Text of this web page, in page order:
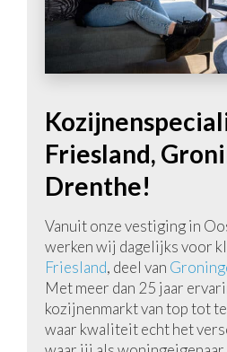
Friesland,
Drenthe!
Vanuit onze vestiging in
werken wij dagelijks voor
Friesland, deel van
Met meer dan 25 jaar
kozijnenmarkt van top tot
waar kwaliteit echt het